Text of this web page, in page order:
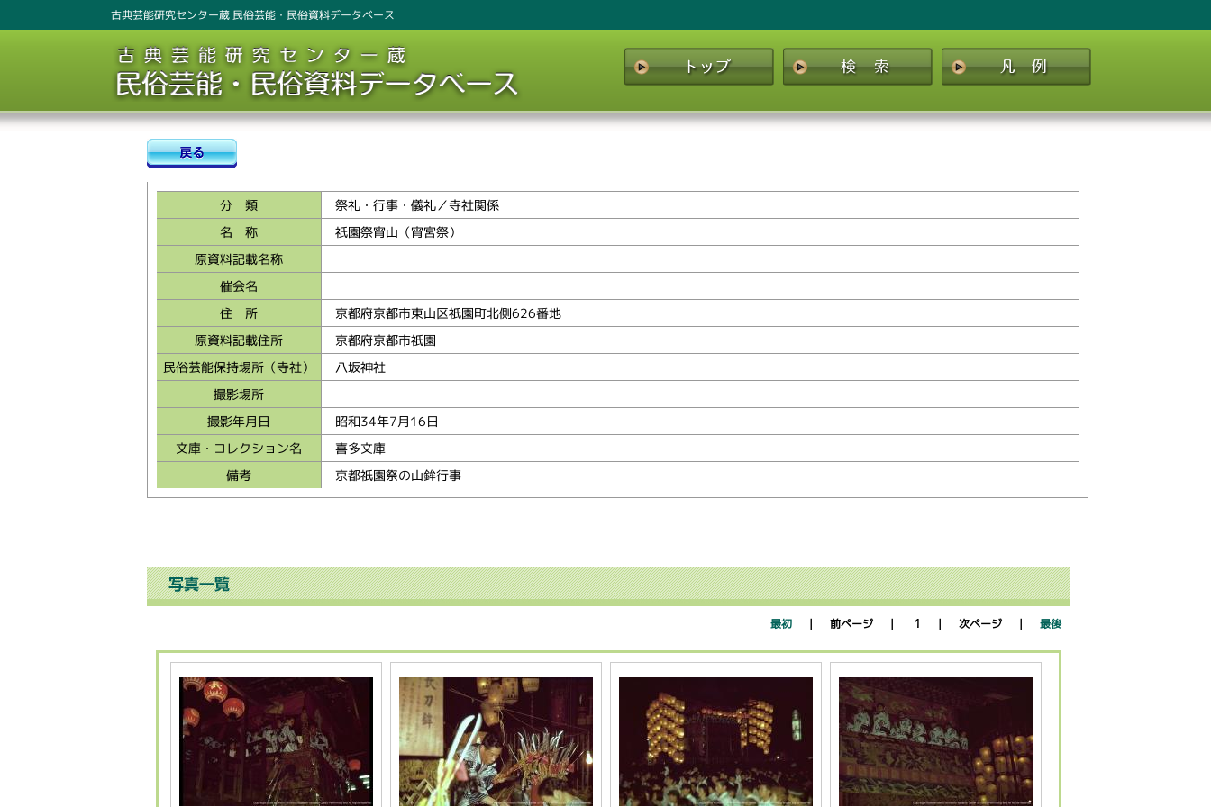
古典芸能研究センター蔵 民俗芸能・民俗資料データベース
分 類
祭礼・行事・儀礼／寺社関係
名 称
祇園祭宵山（宵宮祭）
原資料記載名称
催会名
住 所
京都府京都市東山区祇園町北側626番地
原資料記載住所
京都府京都市祇園
民俗芸能保持場所（寺社）
八坂神社
撮影場所
撮影年月日
昭和34年7月16日
文庫・コレクション名
喜多文庫
備考
京都祇園祭の山鉾行事
最初 ｜ 前ページ ｜ 1 ｜ 次ページ ｜ 最後